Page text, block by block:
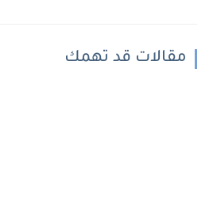
مقالات قد تهمك